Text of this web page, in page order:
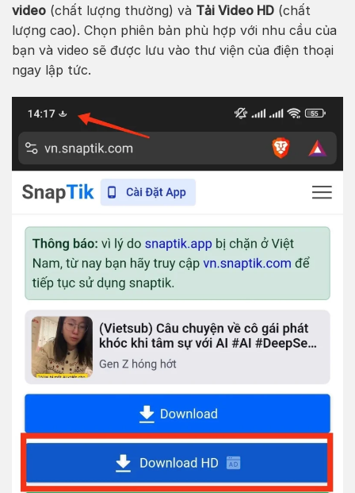
video(chất lượng thường) và Tải Video HD(chất
lượng cao). Chọn phiên bản phù hợp với nhu cầu của
bạn và video sẽ được lưu vào thư viện của điện thoại
ngay lập tức.